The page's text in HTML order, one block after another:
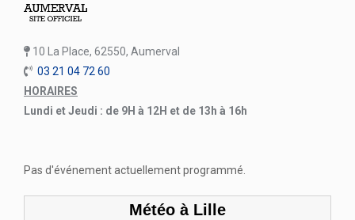
10 La Place, 62550, Aumerval
03 21 04 72 60
HORAIRES
Lundi et Jeudi : de 9H à 12H et de 13h à 16h
Pas d'événement actuellement programmé.
Météo à Lille